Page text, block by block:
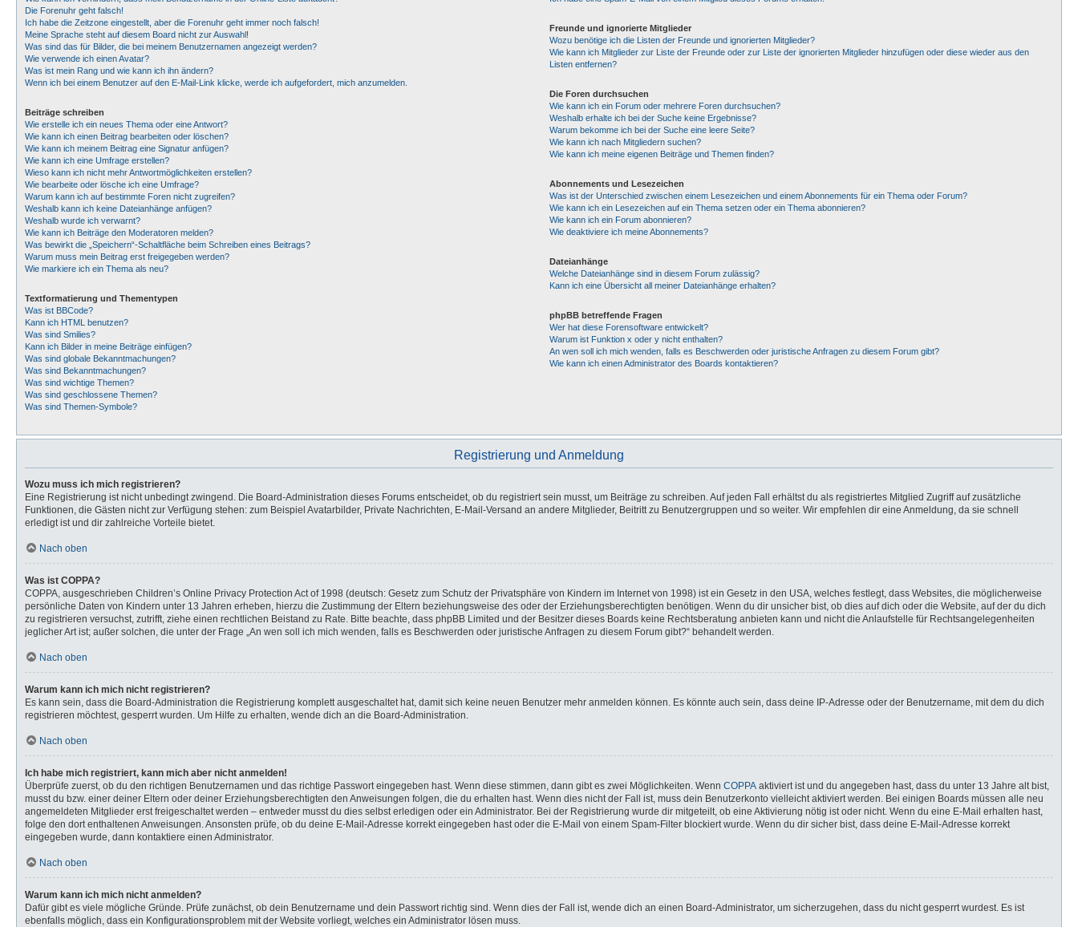
Die Forenuhr geht falsch!
Ich habe die Zeitzone eingestellt, aber die Forenuhr geht immer noch falsch!
Meine Sprache steht auf diesem Board nicht zur Auswahl!
Was sind das für Bilder, die bei meinem Benutzernamen angezeigt werden?
Wie verwende ich einen Avatar?
Was ist mein Rang und wie kann ich ihn ändern?
Wenn ich bei einem Benutzer auf den E-Mail-Link klicke, werde ich aufgefordert, mich anzumelden.
Beiträge schreiben
Wie erstelle ich ein neues Thema oder eine Antwort?
Wie kann ich einen Beitrag bearbeiten oder löschen?
Wie kann ich meinem Beitrag eine Signatur anfügen?
Wie kann ich eine Umfrage erstellen?
Wieso kann ich nicht mehr Antwortmöglichkeiten erstellen?
Wie bearbeite oder lösche ich eine Umfrage?
Warum kann ich auf bestimmte Foren nicht zugreifen?
Weshalb kann ich keine Dateianhänge anfügen?
Weshalb wurde ich verwarnt?
Wie kann ich Beiträge den Moderatoren melden?
Was bewirkt die „Speichern“-Schaltfläche beim Schreiben eines Beitrags?
Warum muss mein Beitrag erst freigegeben werden?
Wie markiere ich ein Thema als neu?
Textformatierung und Thementypen
Was ist BBCode?
Kann ich HTML benutzen?
Was sind Smilies?
Kann ich Bilder in meine Beiträge einfügen?
Was sind globale Bekanntmachungen?
Was sind Bekanntmachungen?
Was sind wichtige Themen?
Was sind geschlossene Themen?
Was sind Themen-Symbole?
Freunde und ignorierte Mitglieder
Wozu benötige ich die Listen der Freunde und ignorierten Mitglieder?
Wie kann ich Mitglieder zur Liste der Freunde oder zur Liste der ignorierten Mitglieder hinzufügen oder diese wieder aus den
Listen entfernen?
Die Foren durchsuchen
Wie kann ich ein Forum oder mehrere Foren durchsuchen?
Weshalb erhalte ich bei der Suche keine Ergebnisse?
Warum bekomme ich bei der Suche eine leere Seite?
Wie kann ich nach Mitgliedern suchen?
Wie kann ich meine eigenen Beiträge und Themen finden?
Abonnements und Lesezeichen
Was ist der Unterschied zwischen einem Lesezeichen und einem Abonnements für ein Thema oder Forum?
Wie kann ich ein Lesezeichen auf ein Thema setzen oder ein Thema abonnieren?
Wie kann ich ein Forum abonnieren?
Wie deaktiviere ich meine Abonnements?
Dateianhänge
Welche Dateianhänge sind in diesem Forum zulässig?
Kann ich eine Übersicht all meiner Dateianhänge erhalten?
phpBB betreffende Fragen
Wer hat diese Forensoftware entwickelt?
Warum ist Funktion x oder y nicht enthalten?
An wen soll ich mich wenden, falls es Beschwerden oder juristische Anfragen zu diesem Forum gibt?
Wie kann ich einen Administrator des Boards kontaktieren?
Registrierung und Anmeldung
Wozu muss ich mich registrieren?
Eine Registrierung ist nicht unbedingt zwingend. Die Board-Administration dieses Forums entscheidet, ob du registriert sein musst, um Beiträge zu schreiben. Auf jeden Fall erhältst du als registriertes Mitglied Zugriff auf zusätzliche
Funktionen, die Gästen nicht zur Verfügung stehen: zum Beispiel Avatarbilder, Private Nachrichten, E-Mail-Versand an andere Mitglieder, Beitritt zu Benutzergruppen und so weiter. Wir empfehlen dir eine Anmeldung, da sie schnell
erledigt ist und dir zahlreiche Vorteile bietet.
Nach oben
Was ist COPPA?
COPPA, ausgeschrieben Children’s Online Privacy Protection Act of 1998 (deutsch: Gesetz zum Schutz der Privatsphäre von Kindern im Internet von 1998) ist ein Gesetz in den USA, welches festlegt, dass Websites, die möglicherweise
persönliche Daten von Kindern unter 13 Jahren erheben, hierzu die Zustimmung der Eltern beziehungsweise des oder der Erziehungsberechtigten benötigen. Wenn du dir unsicher bist, ob dies auf dich oder die Website, auf der du dich
zu registrieren versuchst, zutrifft, ziehe einen rechtlichen Beistand zu Rate. Bitte beachte, dass phpBB Limited und der Besitzer dieses Boards keine Rechtsberatung anbieten kann und nicht die Anlaufstelle für Rechtsangelegenheiten
jeglicher Art ist; außer solchen, die unter der Frage „An wen soll ich mich wenden, falls es Beschwerden oder juristische Anfragen zu diesem Forum gibt?“ behandelt werden.
Nach oben
Warum kann ich mich nicht registrieren?
Es kann sein, dass die Board-Administration die Registrierung komplett ausgeschaltet hat, damit sich keine neuen Benutzer mehr anmelden können. Es könnte auch sein, dass deine IP-Adresse oder der Benutzername, mit dem du dich
registrieren möchtest, gesperrt wurden. Um Hilfe zu erhalten, wende dich an die Board-Administration.
Nach oben
Ich habe mich registriert, kann mich aber nicht anmelden!
Überprüfe zuerst, ob du den richtigen Benutzernamen und das richtige Passwort eingegeben hast. Wenn diese stimmen, dann gibt es zwei Möglichkeiten. Wenn COPPA aktiviert ist und du angegeben hast, dass du unter 13 Jahre alt bist,
musst du bzw. einer deiner Eltern oder deiner Erziehungsberechtigten den Anweisungen folgen, die du erhalten hast. Wenn dies nicht der Fall ist, muss dein Benutzerkonto vielleicht aktiviert werden. Bei einigen Boards müssen alle neu
angemeldeten Mitglieder erst freigeschaltet werden – entweder musst du dies selbst erledigen oder ein Administrator. Bei der Registrierung wurde dir mitgeteilt, ob eine Aktivierung nötig ist oder nicht. Wenn du eine E-Mail erhalten hast,
folge den dort enthaltenen Anweisungen. Ansonsten prüfe, ob du deine E-Mail-Adresse korrekt eingegeben hast oder die E-Mail von einem Spam-Filter blockiert wurde. Wenn du dir sicher bist, dass deine E-Mail-Adresse korrekt
eingegeben wurde, dann kontaktiere einen Administrator.
Nach oben
Warum kann ich mich nicht anmelden?
Dafür gibt es viele mögliche Gründe. Prüfe zunächst, ob dein Benutzername und dein Passwort richtig sind. Wenn dies der Fall ist, wende dich an einen Board-Administrator, um sicherzugehen, dass du nicht gesperrt wurdest. Es ist
ebenfalls möglich, dass ein Konfigurationsproblem mit der Website vorliegt, welches ein Administrator lösen muss.